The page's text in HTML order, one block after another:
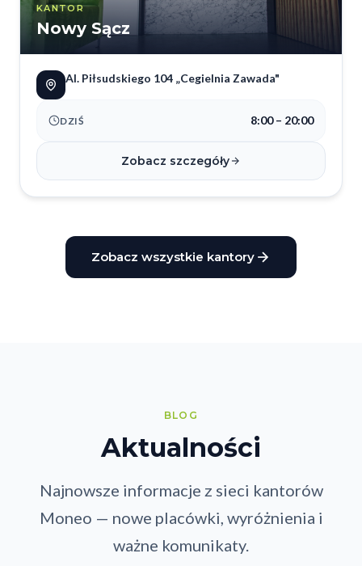
KANTOR
Nowy Sącz
Al. Piłsudskiego 104 „Cegielnia Zawada"
DZIŚ 8:00 – 20:00
Zobacz szczegóły
Zobacz wszystkie kantory
BLOG
Aktualności
Najnowsze informacje z sieci kantorów
Moneo — nowe placówki, wyróżnienia i
ważne komunikaty.